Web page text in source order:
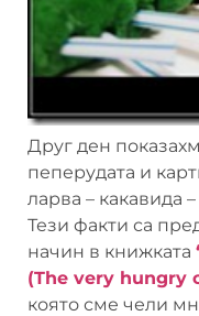
Друг ден
пеперудата и
ларва – какавида
Тези факти са
начин в книжката
(The very hungry
която сме чели